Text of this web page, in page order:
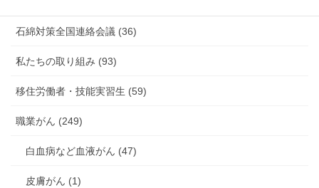
石綿対策全国連絡会議 (36)
私たちの取り組み (93)
移住労働者・技能実習生 (59)
職業がん (249)
白血病など血液がん (47)
皮膚がん (1)